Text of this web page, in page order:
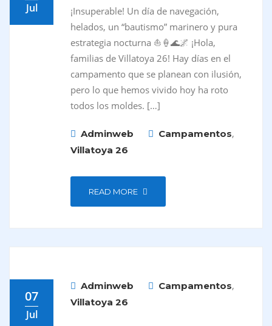
Jul
¡Insuperable! Un día de navegación,
helados, un “bautismo” marinero y pura
estrategia nocturna ⛵️🍦🌊🌌 ¡Hola,
familias de Villatoya 26! Hay días en el
campamento que se planean con ilusión,
pero lo que hemos vivido hoy ha roto
todos los moldes. […]
Adminweb Campamentos,
Villatoya 26
READ MORE
07
Jul
Adminweb Campamentos,
Villatoya 26